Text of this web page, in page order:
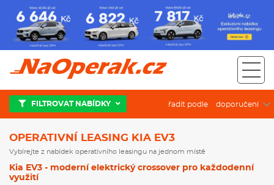
Operativní leasing Kia EV3
FILTROVAT NABÍDKY řadit podle
OPERATIVNÍ LEASING KIA EV3
Vybírejte z nabídek operativního leasingu na jednom místě
Kia EV3 - moderní elektrický crossover pro každodenní
využití